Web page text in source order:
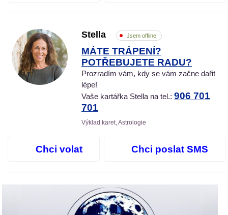
Stella Jsem offline
MÁTE TRÁPENÍ?
POTŘEBUJETE RADU?
Prozradím vám, kdy se vám začne dařit
lépe!
Vaše kartářka Stella na tel.: 906 701
701
Výklad karet, Astrologie
Chci volat Chci poslat SMS